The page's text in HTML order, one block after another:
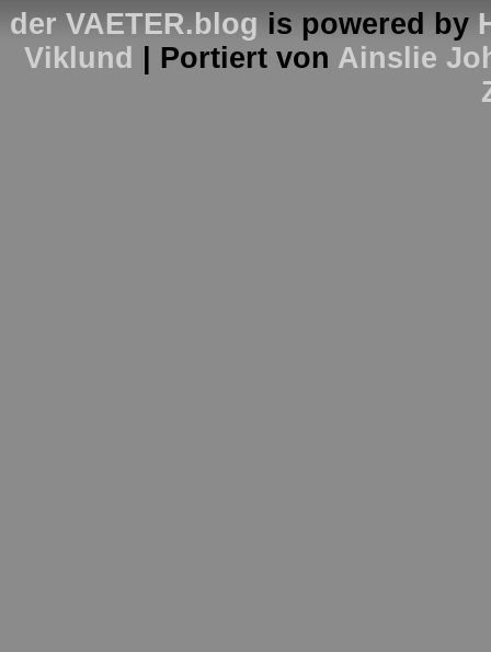
der VAETER.blog is powered by
Viklund
| Portiert von Ainslie